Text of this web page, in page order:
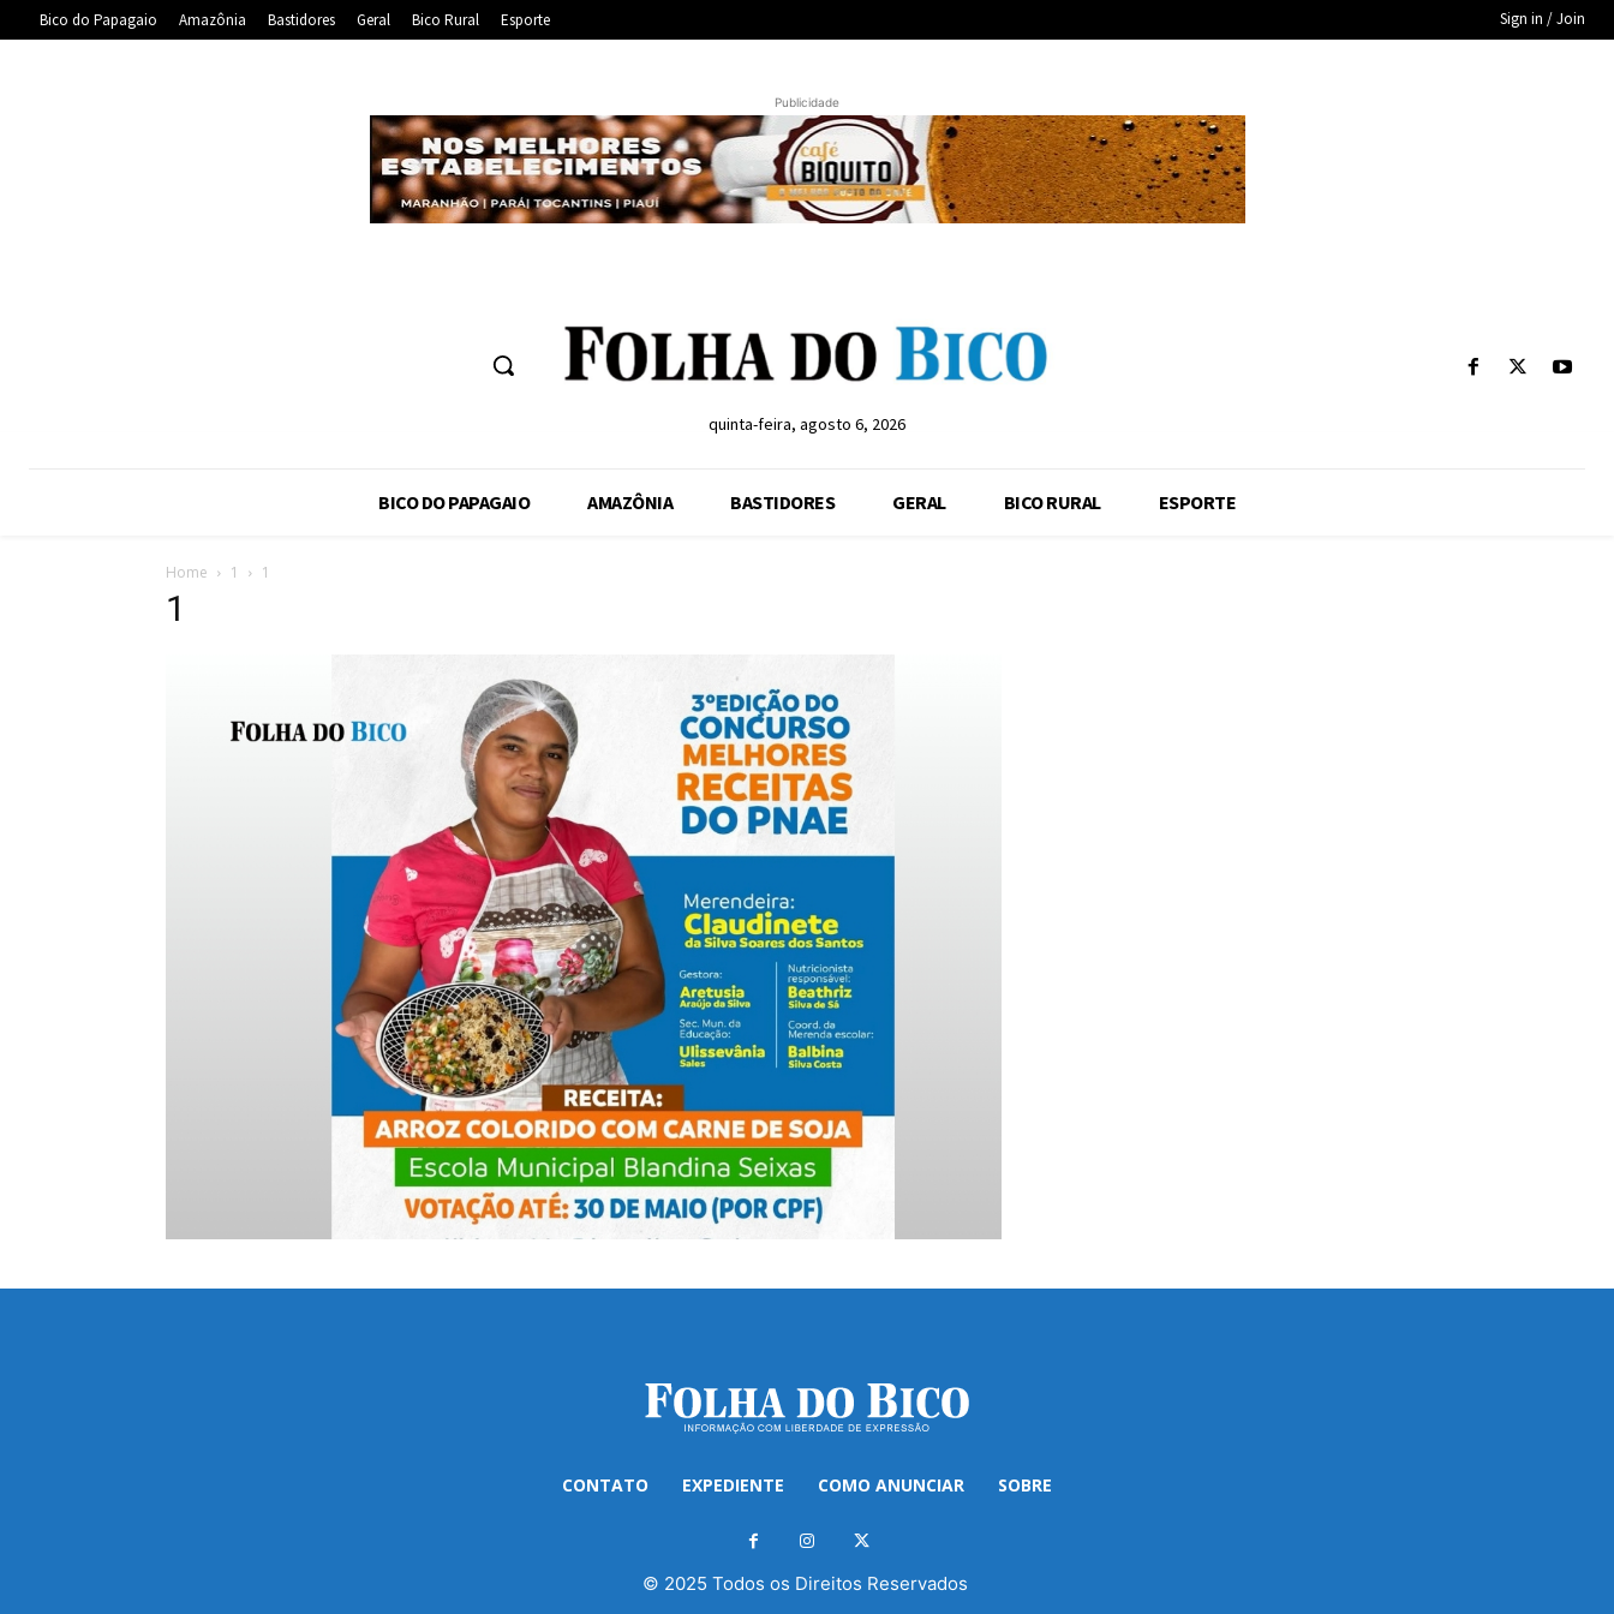
Bico do Papagaio Amazônia Bastidores Geral Bico Rural Esporte Sign in / Join
Publicidade
quinta-feira, agosto 6, 2026
BICO DO PAPAGAIO AMAZÔNIA BASTIDORES GERAL BICO RURAL ESPORTE
Home 1 1
1
CONTATO EXPEDIENTE COMO ANUNCIAR SOBRE
© 2025 Todos os Direitos Reservados